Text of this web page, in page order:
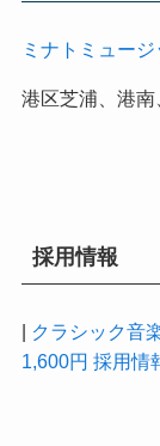
ミナトリバ
ミナトミュージ
採用情報